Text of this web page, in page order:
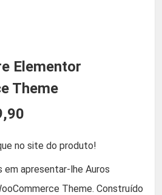
Elementor
Theme
p
r
no site do produto!
apresentar-lhe Auros
Theme. Construído